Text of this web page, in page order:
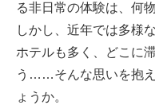
る非日常の体験は、何
しかし、近年では多様
ホテルも多く、どこに
う……そんな思いを抱
ょうか。